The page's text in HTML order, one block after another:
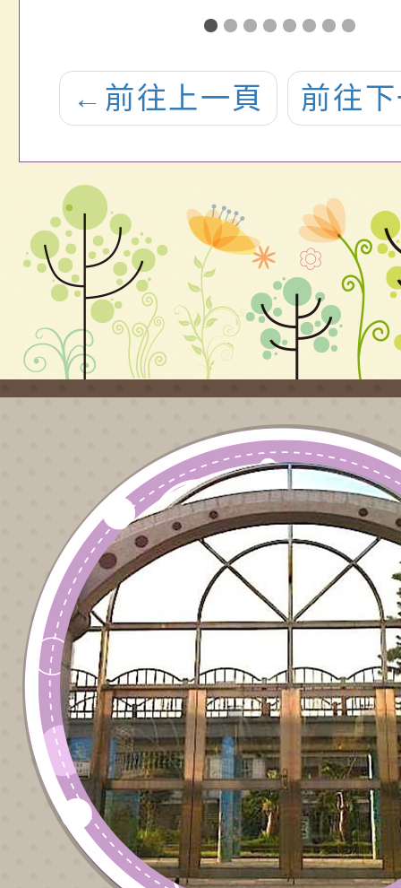
教育法及相關
子法施行修訂
校內規章
等以
園性
擾或
為人
課程
冊」
← 前往上一頁 前往